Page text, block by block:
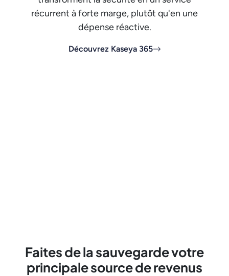
récurrent à forte marge, plutôt qu'en une
dépense réactive.
Découvrez Kaseya 365
Faites de la sauvegarde votre
principale source de revenus